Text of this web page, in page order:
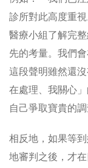
診所對此高度重
醫療小組了解完
先的考量。我們
這段聲明雖然還
在處理、我關心
自己爭取寶貴的調
相反地，如果等
地審判之後，才